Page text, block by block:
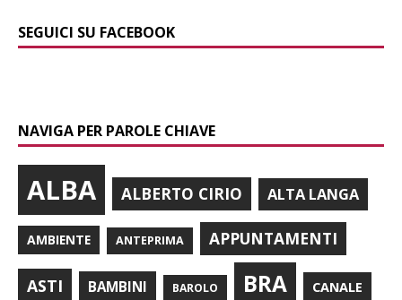
SEGUICI SU FACEBOOK
NAVIGA PER PAROLE CHIAVE
ALBA ALBERTO CIRIO ALTA LANGA
AMBIENTE ANTEPRIMA APPUNTAMENTI
ASTI BAMBINI BAROLO BRA CANALE